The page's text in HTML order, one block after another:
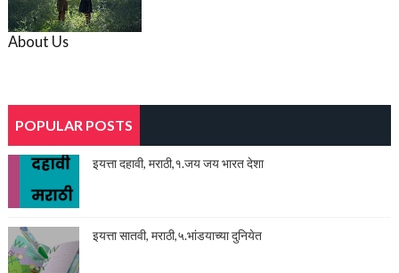
About Us
POPULAR POSTS
इयत्ता दहावी, मराठी,१.जय जय भारत देशा
इयत्ता सातवी, मराठी,५.भांडयाच्या दुनियेत